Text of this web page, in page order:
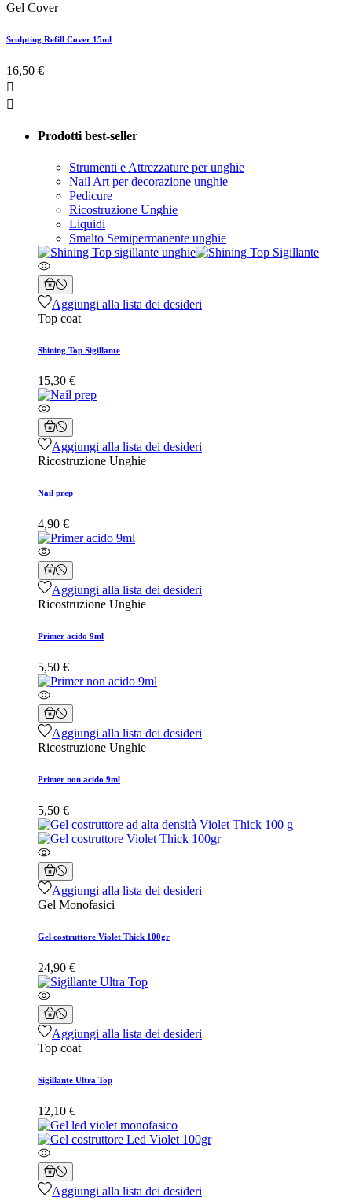
Gel Cover
Sculpting Refill Cover 15ml
16,50 €


Prodotti best-seller
Strumenti e Attrezzature per unghie
Nail Art per decorazione unghie
Pedicure
Ricostruzione Unghie
Liquidi
Smalto Semipermanente unghie
Aggiungi alla lista dei desideri
Top coat
Shining Top Sigillante
15,30 €
Aggiungi alla lista dei desideri
Ricostruzione Unghie
Nail prep
4,90 €
Aggiungi alla lista dei desideri
Ricostruzione Unghie
Primer acido 9ml
5,50 €
Aggiungi alla lista dei desideri
Ricostruzione Unghie
Primer non acido 9ml
5,50 €
Aggiungi alla lista dei desideri
Gel Monofasici
Gel costruttore Violet Thick 100gr
24,90 €
Aggiungi alla lista dei desideri
Top coat
Sigillante Ultra Top
12,10 €
Aggiungi alla lista dei desideri